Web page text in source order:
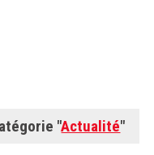
"Actualité"